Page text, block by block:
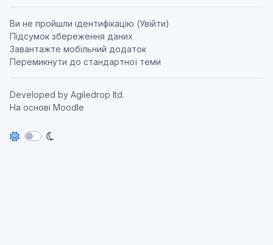
Ви не пройшли ідентифікацію (Увійти)
Підсумок збереження даних
Завантажте мобільний додаток
Перемикнути до стандартної теми
Developed by Agiledrop ltd.
На основі Moodle